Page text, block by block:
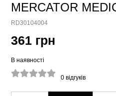
MERCATOR
RD30104004
361 грн
В наявності
0 відгуків